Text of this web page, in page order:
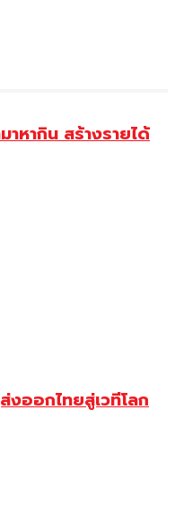
หากิน สร้างรายได้
ออกไทยสู่เวทีโลก